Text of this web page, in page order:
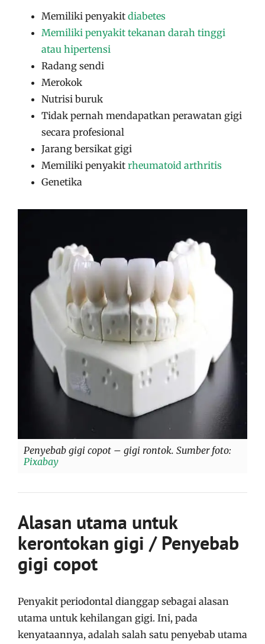
Memiliki penyakit diabetes
Memiliki penyakit tekanan darah tinggi
atau hipertensi
Radang sendi
Merokok
Nutrisi buruk
Tidak pernah mendapatkan perawatan gigi
secara profesional
Jarang bersikat gigi
Memiliki penyakit rheumatoid arthritis
Genetika
Penyebab gigi copot – gigi rontok. Sumber foto:
Pixabay
Alasan utama untuk
kerontokan gigi / Penyebab
gigi copot
Penyakit periodontal dianggap sebagai alasan
utama untuk kehilangan gigi. Ini, pada
kenyataannya, adalah salah satu penyebab utama